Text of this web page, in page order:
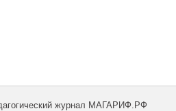
журнал МАГАРИФ.РФ